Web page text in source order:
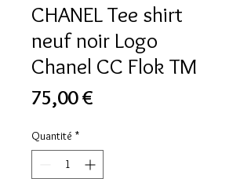
CHANEL Tee shirt
neuf noir Logo
Chanel CC Flok TM
75,00 €
Quantité *